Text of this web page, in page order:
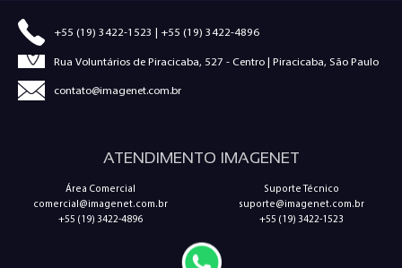
+55 (19) 3422-1523 | +55 (19) 3422-4896
Rua Voluntários de Piracicaba, 527 - Centro | Piracicaba, São Paulo
contato@imagenet.com.br
ATENDIMENTO IMAGENET
Área Comercial
comercial@imagenet.com.br
+55 (19) 3422-4896
Suporte Técnico
suporte@imagenet.com.br
+55 (19) 3422-1523